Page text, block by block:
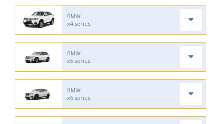
BMW
x4 series
BMW
x5 series
BMW
x6 series